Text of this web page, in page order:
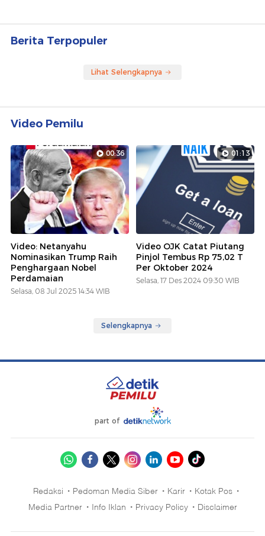
Berita Terpopuler
Lihat Selengkapnya
Video Pemilu
00:36
Video: Netanyahu
Nominasikan Trump Raih
Penghargaan Nobel
Perdamaian
Selasa, 08 Jul 2025 14:34 WIB
01:13
Video OJK Catat Piutang
Pinjol Tembus Rp 75,02 T
Per Oktober 2024
Selasa, 17 Des 2024 09:30 WIB
Selengkapnya
part of
Redaksi Pedoman Media Siber Karir
Kotak Pos
Media Partner
Info Iklan Privacy Policy Disclaimer